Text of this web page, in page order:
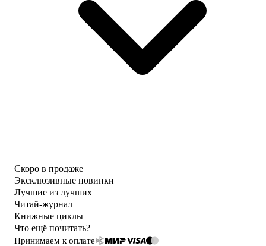
Скоро в продаже
Эксклюзивные новинки
Лучшие из лучших
Читай-журнал
Книжные циклы
Что ещё почитать?
Принимаем к оплате